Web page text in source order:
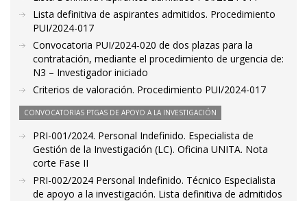
Lista definitiva de aspirantes admitidos. Procedimiento
PUI/2024-017
Convocatoria PUI/2024-020 de dos plazas para la
contratación, mediante el procedimiento de urgencia de:
N3 – Investigador iniciado
Criterios de valoración. Procedimiento PUI/2024-017
CONVOCATORIAS PTGAS DE APOYO A LA INVESTIGACIÓN
PRI-001/2024. Personal Indefinido. Especialista de
Gestión de la Investigación (LC). Oficina UNITA. Nota
corte Fase II
PRI-002/2024 Personal Indefinido. Técnico Especialista
de apoyo a la investigación. Lista definitiva de admitidos